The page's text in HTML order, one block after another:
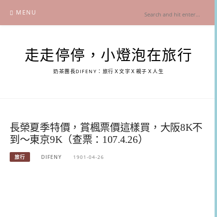
content
MENU
走走停停，小燈泡在旅行
奶茶團長DIFENY：旅行Ｘ文字Ｘ親子Ｘ人生
長榮夏季特價，賞楓票價這樣買，大阪8K不
到～東京9K（查票：107.4.26）
旅行 DIFENY 1901-04-26